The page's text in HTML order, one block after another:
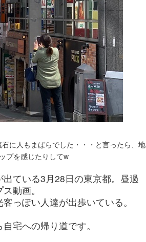
に人もまばらでした・・・と言ったら、地
プを感じたりしてw
ている3月28日の東京都。昼過
動画。
っぽい人達が出歩いている。
宅への帰り道です。